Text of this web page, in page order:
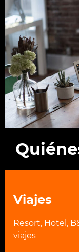
Viajes
Resort, Hotel,
viajes